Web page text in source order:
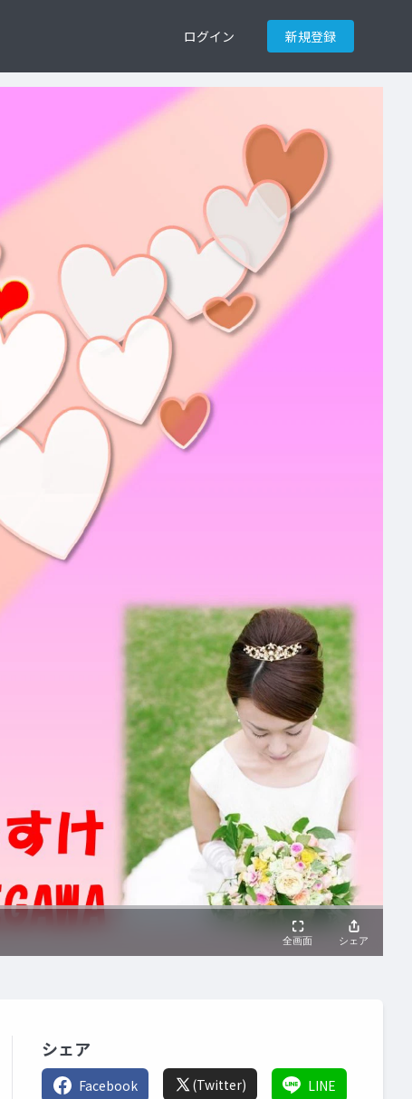
ログイン 新規登録
シェア
Facebook (Twitter) LINE